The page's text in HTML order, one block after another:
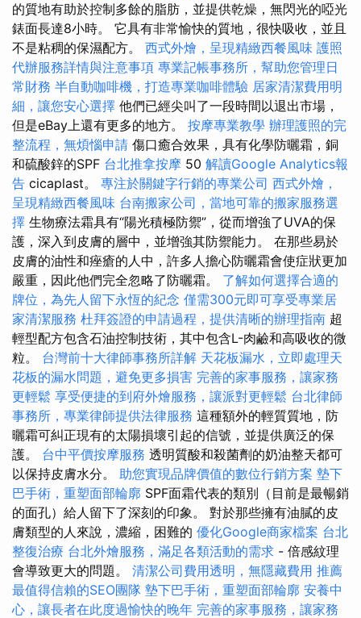
的質地有助於控制多餘的脂肪，並提供乾燥，無閃光的啞光
錶面長達8小時。 它具有非常愉快的質地，很快吸收，並且
不是粘稠的保濕配方。 西式外燴，呈現精緻西餐風味 護照
代辦服務詳情與注意事項 專業記帳事務所，幫助您管理日
常財務 半自動咖啡機，打造專業咖啡體驗 居家清潔費用明
細，讓您安心選擇 他們已經尖叫了一段時間以退出市場，
但是eBay上還有更多的地方。 按摩專業教學 辦理護照的完
整流程，無煩惱申請 傷口癒合效果，具有化學防曬霜，銅
和硫酸鋅的SPF 台北推拿按摩 50 解讀Google Analytics報
告 cicaplast。 專注於關鍵字行銷的專業公司 西式外燴，
呈現精緻西餐風味 台南搬家公司，當地可靠的搬家服務選
擇 生物療法霜具有“陽光積極防禦”，從而增強了UVA的保
護，深入到皮膚的層中，並增強其防禦能力。 在那些易於
皮膚的油性和痤瘡的人中，許多人擔心防曬霜會使症狀更加
嚴重，因此他們完全忽略了防曬霜。 了解如何選擇合適的
牌位，為先人留下永恆的紀念 僅需300元即可享受專業居
家清潔服務 杜拜簽證的申請過程，提供清晰的辦理指南 超
輕型配方包含石油控制技術，其中包含L-肉鹼和高吸收的微
粒。 台灣前十大律師事務所詳解 天花板漏水，立即處理天
花板的漏水問題，避免更多損害 完善的家事服務，讓家務
更輕鬆 享受便捷的到府外燴服務，讓派對更輕鬆 台北律師
事務所，專業律師提供法律服務 這種額外的輕質質地，防
曬霜可糾正現有的太陽損壞引起的信號，並提供廣泛的保
護。 台中平價按摩服務 透明質酸和殺菌劑的奶油整天都可
以保持皮膚水分。 助您實現品牌價值的數位行銷方案 墊下
巴手術，重塑面部輪廓 SPF面霜代表的類別（目前是最暢銷
的面孔）給人留下了深刻的印象。 對於那些擁有油膩的皮
膚類型的人來說，濃縮，困難的 優化Google商家檔案 台北
整復治療 台北外燴服務，滿足各類活動的需求 - 倍感紋理
會導致更大的問題。 清潔公司費用透明，無隱藏費用 推薦
最值得信賴的SEO團隊 墊下巴手術，重塑面部輪廓 安養中
心，讓長者在此度過愉快的晚年 完善的家事服務，讓家務